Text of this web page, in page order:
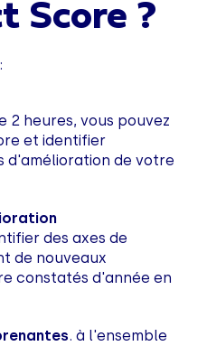
Score ?
2 heures, vous pouvez
et identifier
d'amélioration de votre
des axes de
de nouveaux
constatés d'année en
.à l'ensemble